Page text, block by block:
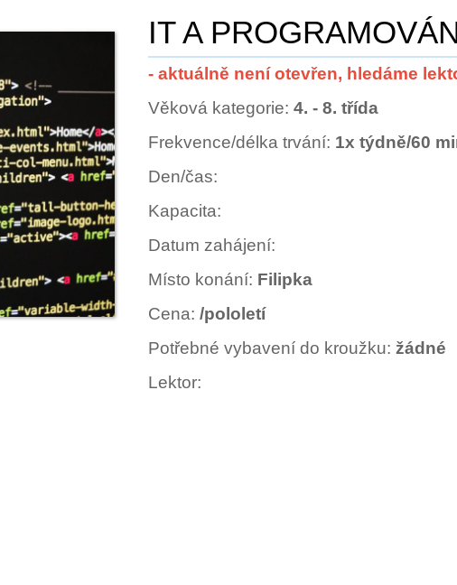
IT A
- aktuálně není otevřen, hledáme
Věková kategorie:4. - 8. třída
Frekvence/délka trvání: 1x týdně/60
Den/čas:
Kapacita:
Datum zahájení:
Místo konání: Filipka
Cena:/pololetí
Potřebné vybavení do kroužku:žádné
Lektor: